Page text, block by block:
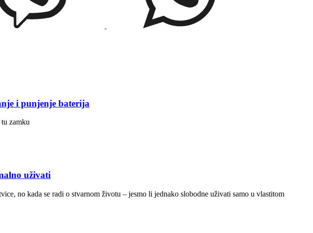
i punjenje baterija
zamku
uživati
no kada se radi o stvarnom životu – jesmo li jednako slobodne uživati samo u vlastitom